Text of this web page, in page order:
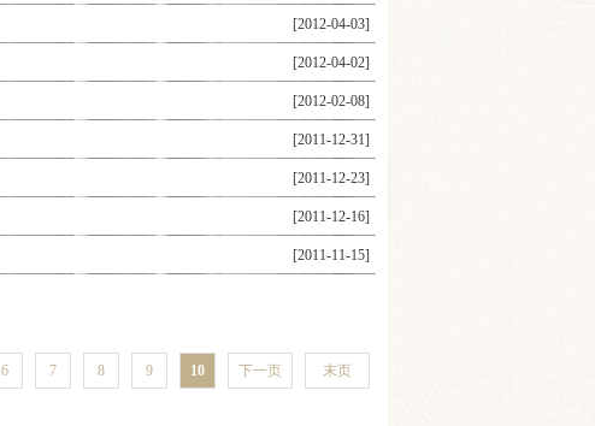
[2012-04-03]
[2012-04-02]
[2012-02-08]
[2011-12-31]
[2011-12-23]
[2011-12-16]
[2011-11-15]
6 7 8 9 10 下一页 末页